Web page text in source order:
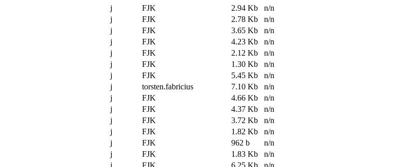
j FJK 2.94 Kb
n/n
j FJK 2.78 Kb
n/n
j FJK 3.65 Kb
n/n
j FJK 4.23 Kb
n/n
j FJK 2.12 Kb
n/n
j FJK 1.30 Kb
n/n
j FJK 5.45 Kb
n/n
j torsten.fabricius 7.10 Kb
n/n
j FJK 4.66 Kb
n/n
j FJK 4.37 Kb
n/n
j FJK 3.72 Kb
n/n
j FJK 1.82 Kb
n/n
j FJK 962 b
n/n
j FJK 1.83 Kb
n/n
j FJK 6.25 Kb
n/n